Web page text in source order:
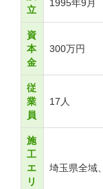
立
1995年9月
資
本
金
300万円
従
業
員
17人
施
工
エ
リ
埼玉県全域